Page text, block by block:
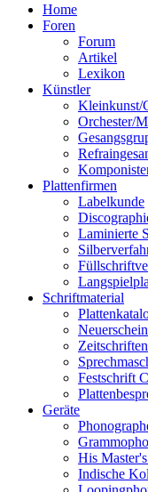
Home
Foren
Forum
Artikel
Lexikon
Künstler
Kleinkunst/
Orchester/
Plattenfirmen
Labelkunde
Laminierte
Schriftmaterial
Zeitschriften
Festschrift
Geräte
His
Indische